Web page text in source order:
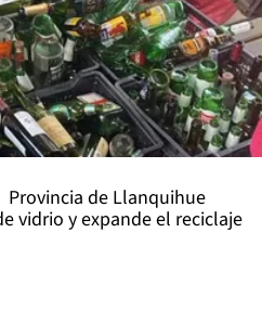
Provincia de Llanquihue
vidrio y expande el reciclaje